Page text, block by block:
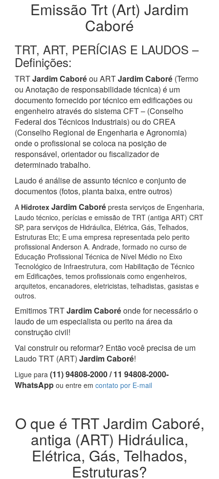
Emissão Trt (Art) Jardim
Caboré
TRT, ART, PERÍCIAS E LAUDOS –
Definições:
TRTJardim Caboréou ARTJardim Caboré (Termo
ou Anotação de responsabilidade técnica) é um
documento fornecido por técnico em edificações ou
engenheiro através do sistema CFT – (Conselho
Federal dos Técnicos Industriais) ou do CREA
(Conselho Regional de Engenharia e Agronomia)
onde o profissional se coloca na posição de
responsável, orientador ou fiscalizador de
determinado trabalho.
Laudo é análise de assunto técnico e conjunto de
documentos (fotos, planta baixa, entre outros)
A Hidrotex Jardim Caboré presta serviços de Engenharia,
Laudo técnico, perícias e emissão de TRT (antiga ART) CRT
SP, para serviços de Hidráulica, Elétrica, Gás, Telhados,
Estruturas Etc; E uma empresa representada pelo perito
profissional Anderson A. Andrade, formado no curso de
Educação Profissional Técnica de Nível Médio no Eixo
Tecnológico de Infraestrutura, com Habilitação de Técnico
em Edificações, temos profissionais como engenheiros,
arquitetos, encanadores, eletricistas, telhadistas, gasistas e
outros.
Emitimos TRTJardim Caboréonde for necessário o
laudo de um especialista ou perito na área da
construção civil!
Vai construir ou reformar? Então você precisa de um
Laudo TRT (ART) Jardim Caboré!
Ligue para (11) 94808-2000 / 11 94808-2000-
WhatsApp ou entre em contato por E-mail
O que é TRT Jardim Caboré,
antiga (ART) Hidráulica,
Elétrica, Gás, Telhados,
Estruturas?